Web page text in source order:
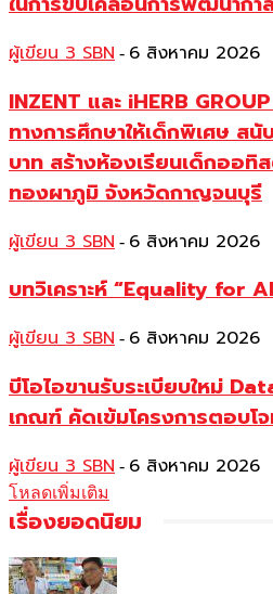
ผู้เขียน 3 SBN - 6 สิงหาคม 2026
INZENT และ iHERB
ทางการศึกษาให้เด็กพิเศษ ส
บาท สร้างห้องเรียนเด็กออทิ
ทองผาภูมิ จังหวัดกาญจนบุรี
ผู้เขียน 3 SBN - 6 สิงหาคม 2026
บทวิเคราะห์ “Equality for
ผู้เขียน 3 SBN - 6 สิงหาคม 2026
บีโอไอขานรับระเบียบใหม่
เกณฑ์ คัดเข้มโครงการตอบโ
ผู้เขียน 3 SBN - 6 สิงหาคม 2026
โหลดเพิ่มเติม
เรื่องยอดนิยม